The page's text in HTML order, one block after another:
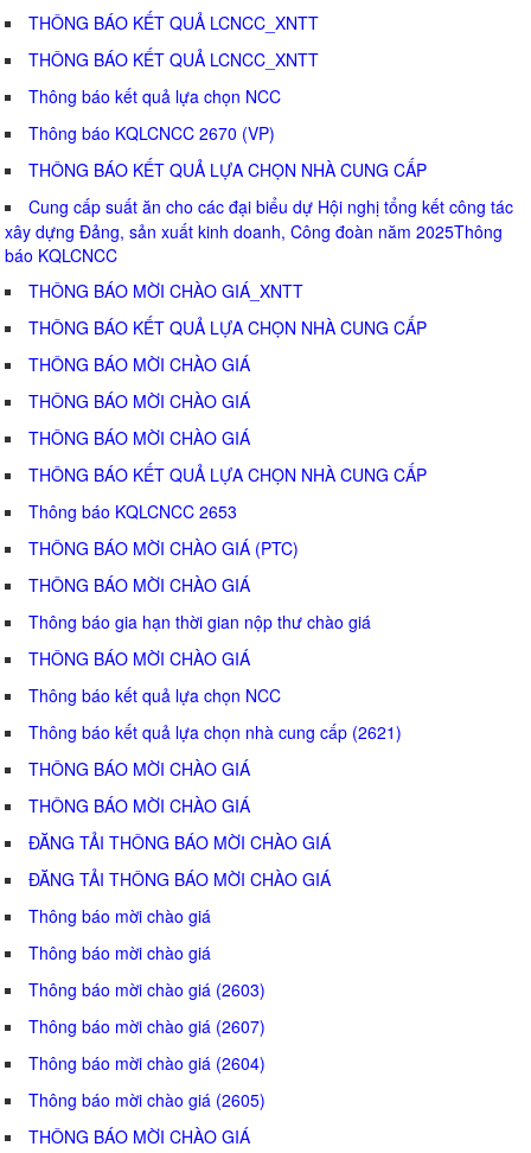
THÔNG BÁO KẾT QUẢ LCNCC_XNTT
THÔNG BÁO KẾT QUẢ LCNCC_XNTT
Thông báo kết quả lựa chọn NCC
Thông báo KQLCNCC 2670 (VP)
THÔNG BÁO KẾT QUẢ LỰA CHỌN NHÀ CUNG CẤP
Cung cấp suất ăn cho các đại biểu dự Hội nghị tổng kết công tác
xây dựng Đảng, sản xuất kinh doanh, Công đoàn năm 2025Thông
báo KQLCNCC
THÔNG BÁO MỜI CHÀO GIÁ_XNTT
THÔNG BÁO KẾT QUẢ LỰA CHỌN NHÀ CUNG CẤP
THÔNG BÁO MỜI CHÀO GIÁ
THÔNG BÁO MỜI CHÀO GIÁ
THÔNG BÁO MỜI CHÀO GIÁ
THÔNG BÁO KẾT QUẢ LỰA CHỌN NHÀ CUNG CẤP
Thông báo KQLCNCC 2653
THÔNG BÁO MỜI CHÀO GIÁ (PTC)
THÔNG BÁO MỜI CHÀO GIÁ
Thông báo gia hạn thời gian nộp thư chào giá
THÔNG BÁO MỜI CHÀO GIÁ
Thông báo kết quả lựa chọn NCC
Thông báo kết quả lựa chọn nhà cung cấp (2621)
THÔNG BÁO MỜI CHÀO GIÁ
THÔNG BÁO MỜI CHÀO GIÁ
ĐĂNG TẢI THÔNG BÁO MỜI CHÀO GIÁ
ĐĂNG TẢI THÔNG BÁO MỜI CHÀO GIÁ
Thông báo mời chào giá
Thông báo mời chào giá
Thông báo mời chào giá (2603)
Thông báo mời chào giá (2607)
Thông báo mời chào giá (2604)
Thông báo mời chào giá (2605)
THÔNG BÁO MỜI CHÀO GIÁ